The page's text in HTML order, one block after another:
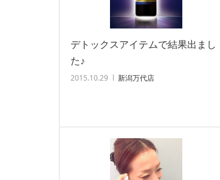
デトックスアイテムで結果出まし
た♪
2015.10.29 新潟万代店